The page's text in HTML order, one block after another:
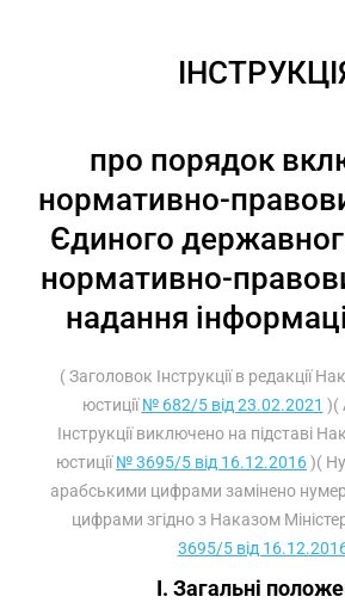
про порядок
нормативно-
Єдиного
нормативно-
надання
( Заголовок Інструкції в редакції
юстиції№ 682/5 від 23.02.2021 )(
Інструкції виключено на підставі
юстиції№ 3695/5 від 16.12.2016)(
арабськими цифрами замінено
цифрами згідно з Наказом
3695/5 від
I. Загальні